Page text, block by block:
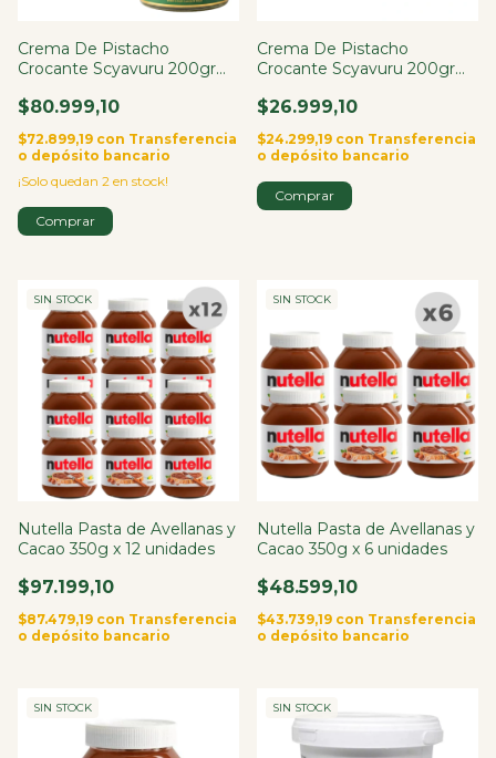
Crema De Pistacho
Crocante Scyavuru 200gr
$80.999,10
$72.899,19 con Transferencia
o depósito bancario
¡Solo quedan 2 en stock!
Crema De Pistacho
Crocante Scyavuru 200gr
$26.999,10
$24.299,19 con Transferencia
o depósito bancario
SIN STOCK
Nutella Pasta de Avellanas y
Cacao 350g x 12 unidades
$97.199,10
$87.479,19 con Transferencia
o depósito bancario
SIN STOCK
Nutella Pasta de Avellanas y
Cacao 350g x 6 unidades
$48.599,10
$43.739,19 con Transferencia
o depósito bancario
SIN STOCK SIN STOCK